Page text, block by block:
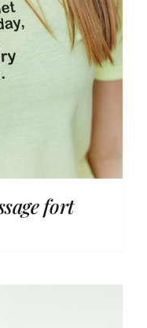
fort